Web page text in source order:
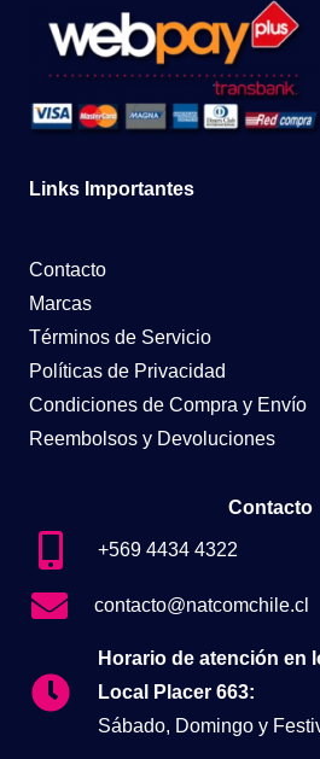
Links Importantes
Contacto
Marcas
Términos de Servicio
Políticas de Privacidad
Condiciones de Compra y Envío
Reembolsos y Devoluciones
Contacto
+569 4434 4322
contacto@natcomchile.cl
Horario de atención en
Local Placer 663:
Sábado, Domingo y